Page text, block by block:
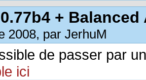
+
2008, par JerhuM
de passer par
ici